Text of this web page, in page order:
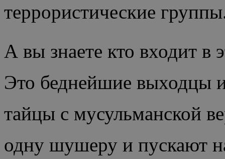
террористические
А вы знаете кто входит в
Это беднейшие выходцы
тайцы с мусульманской
одну шушеру и пускают